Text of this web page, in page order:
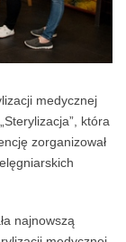
medycznej
która
zorganizował
najnowszą